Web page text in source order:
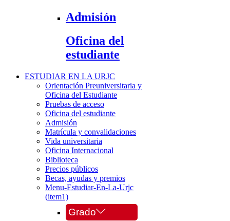
Admisión
Oficina del
estudiante
ESTUDIAR EN LA URJC
Orientación Preuniversitaria y
Oficina del Estudiante
Pruebas de acceso
Oficina del estudiante
Admisión
Matrícula y convalidaciones
Vida universitaria
Oficina Internacional
Biblioteca
Precios públicos
Becas, ayudas y premios
Menu-Estudiar-En-La-Urjc
(item1)
Grado